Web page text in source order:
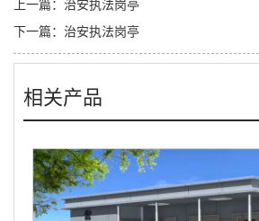
下一篇： 治安执法岗亭
相关产品